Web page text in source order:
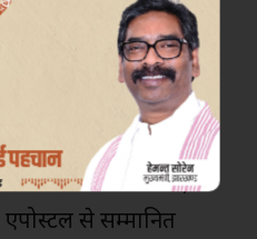
से धुआँ निकलेगा
ने प्रधान मंत्री
नागरिक सम्मान,
से सम्मानित